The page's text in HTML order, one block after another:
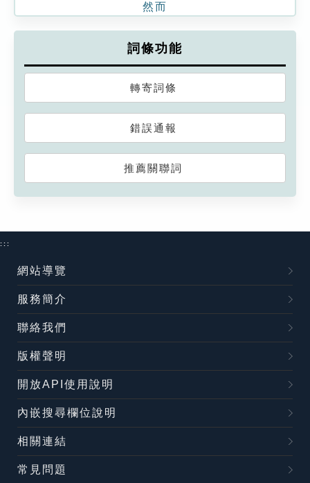
然而
詞條功能
轉寄詞條
錯誤通報
推薦關聯詞
:::
網站導覽
服務簡介
聯絡我們
版權聲明
開放API使用說明
內嵌搜尋欄位說明
相關連結
常見問題